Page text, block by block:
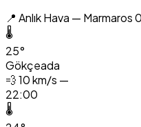
📍 Anlık Hava — Marmaros
🌡️
25°
Gökçeada
💨10 km/s —
22:00
🌡️